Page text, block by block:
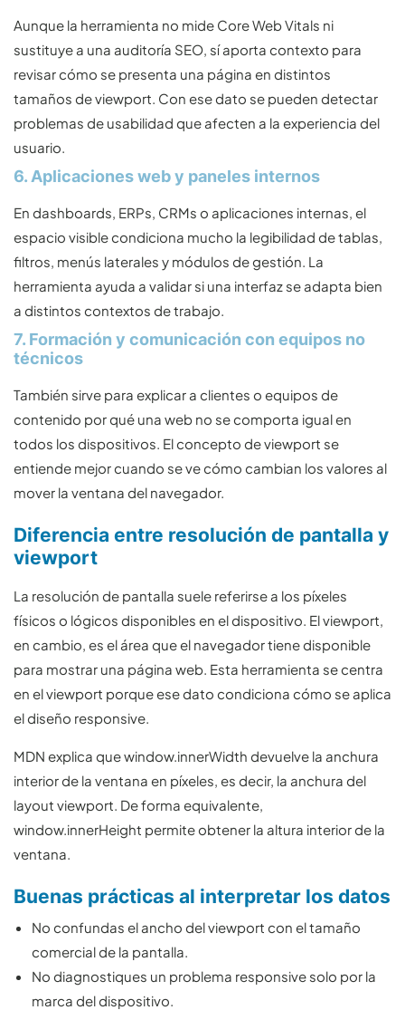
Aunque la herramienta no mide Core Web Vitals ni
sustituye a una auditoría SEO, sí aporta contexto para
revisar cómo se presenta una página en distintos
tamaños de viewport. Con ese dato se pueden detectar
problemas de usabilidad que afecten a la experiencia del
usuario.
6. Aplicaciones web y paneles internos
En dashboards, ERPs, CRMs o aplicaciones internas, el
espacio visible condiciona mucho la legibilidad de tablas,
filtros, menús laterales y módulos de gestión. La
herramienta ayuda a validar si una interfaz se adapta bien
a distintos contextos de trabajo.
7. Formación y comunicación con equipos no
técnicos
También sirve para explicar a clientes o equipos de
contenido por qué una web no se comporta igual en
todos los dispositivos. El concepto de viewport se
entiende mejor cuando se ve cómo cambian los valores al
mover la ventana del navegador.
Diferencia entre resolución de pantalla y
viewport
La resolución de pantalla suele referirse a los píxeles
físicos o lógicos disponibles en el dispositivo. El viewport,
en cambio, es el área que el navegador tiene disponible
para mostrar una página web. Esta herramienta se centra
en el viewport porque ese dato condiciona cómo se aplica
el diseño responsive.
MDN explica que window.innerWidth devuelve la anchura
interior de la ventana en píxeles, es decir, la anchura del
layout viewport. De forma equivalente,
window.innerHeight permite obtener la altura interior de la
ventana.
Buenas prácticas al interpretar los datos
No confundas el ancho del viewport con el tamaño
comercial de la pantalla.
No diagnostiques un problema responsive solo por la
marca del dispositivo.